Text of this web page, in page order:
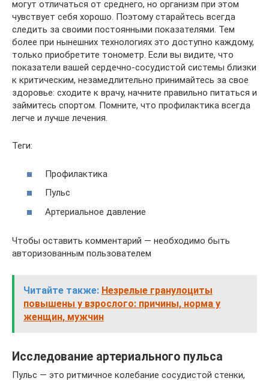
могут отличаться от среднего, но организм при этом
чувствует себя хорошо. Поэтому старайтесь всегда
следить за своими постоянными показателями. Тем
более при нынешних технологиях это доступно каждому,
только приобретите тонометр. Если вы видите, что
показатели вашей сердечно-сосудистой системы близки
к критическим, незамедлительно принимайтесь за свое
здоровье: сходите к врачу, начните правильно питаться и
займитесь спортом. Помните, что профилактика всегда
легче и лучше лечения.
Теги:
Профилактика
Пульс
Артериальное давление
Чтобы оставить комментарий — необходимо быть
авторизованным пользователем
Читайте также: Незрелые гранулоциты
повышены у взрослого: причины, норма у
женщин, мужчин
Исследование артериального пульса
Пульс — это ритмичное колебание сосудистой стенки,